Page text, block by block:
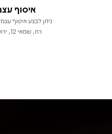
איסוף
ניתן לבצע איסוף
רח, שמאי 12, ירושלים